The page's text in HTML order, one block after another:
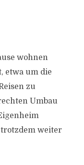
wohnen
etwa um die
zu
Umbau
weiter